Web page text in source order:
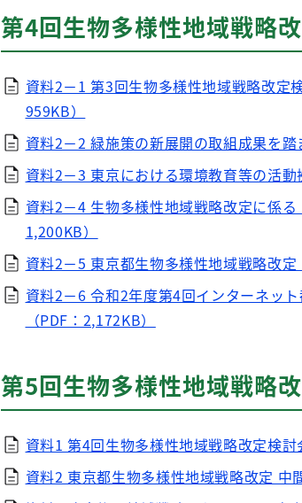
第4回生物多様性地域戦略
資料2－1 第3回生物多様性地域戦略改定
959KB）
資料2－2 緑施策の新展開の取組成果を
資料2－3 東京における環境教育等の活動
資料2－4 生物多様性地域戦略改定に係
1,200KB）
資料2－5 東京都生物多様性地域戦略改
資料2－6 令和2年度第4回インターネッ
（PDF：2,172KB）
第5回生物多様性地域戦略
資料1 第4回生物多様性地域戦略改定検
資料2 東京都生物多様性地域戦略改定 中